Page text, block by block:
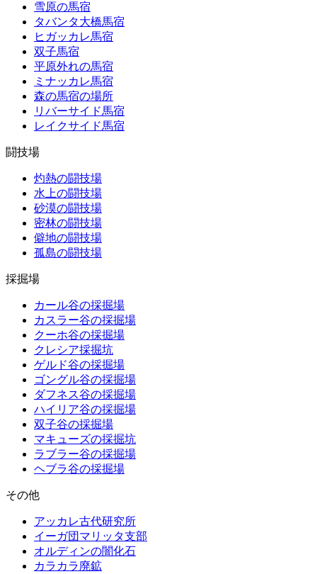
雪原の馬宿
タバンタ大橋馬宿
ヒガッカレ馬宿
双子馬宿
平原外れの馬宿
ミナッカレ馬宿
森の馬宿の場所
リバーサイド馬宿
レイクサイド馬宿
闘技場
灼熱の闘技場
水上の闘技場
砂漠の闘技場
密林の闘技場
僻地の闘技場
孤島の闘技場
採掘場
カール谷の採掘場
カスラー谷の採掘場
クーホ谷の採掘場
クレシア採掘坑
ゲルド谷の採掘場
ゴングル谷の採掘場
ダフネス谷の採掘場
ハイリア谷の採掘場
双子谷の採掘場
マキューズの採掘坑
ラブラー谷の採掘場
ヘブラ谷の採掘場
その他
アッカレ古代研究所
イーガ団マリッタ支部
オルディンの闇化石
カラカラ廃鉱